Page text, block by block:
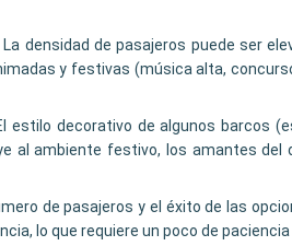
La densidad de pasajeros puede ser
y festivas (música alta,
estilo decorativo de algunos barcos
al ambiente festivo, los amantes
de pasajeros y el éxito de las
lo que requiere un poco de